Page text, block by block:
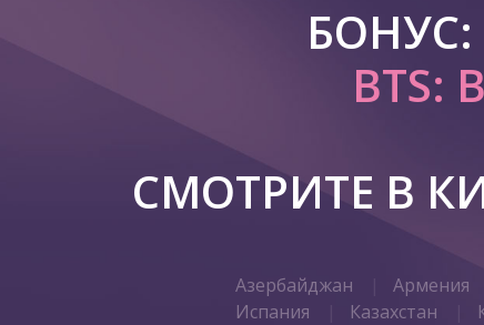
BTS:
СМОТРИТЕ В
Азербайджан Армения
Испания
Казахстан